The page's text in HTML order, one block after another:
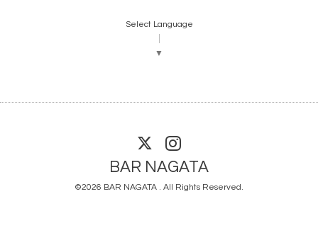
Select Language
▼
BAR NAGATA
©2026 BAR NAGATA . All Rights Reserved.